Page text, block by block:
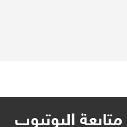
متابعة اليوتيوب